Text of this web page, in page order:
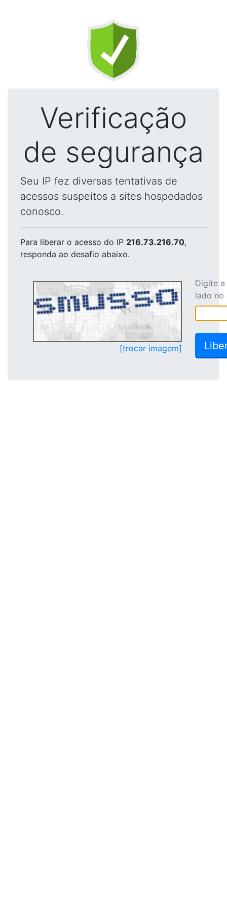
Verificação
de segurança
Seu IP fez diversas tentativas de
acessos suspeitos a sites hospedados
conosco.
Para liberar o acesso do IP 216.73.216.70,
responda ao desafio abaixo.
[trocar imagem]
Digite
lado no